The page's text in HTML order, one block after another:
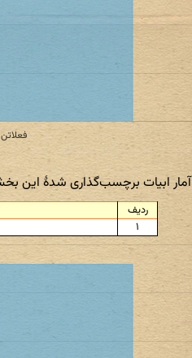
آمار ابیات برچسب‌گذاری شدهٔ این
ردیف
۱